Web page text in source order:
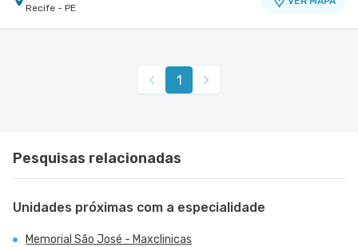
Recife - PE
1
Pesquisas relacionadas
Unidades próximas com a especialidade
Memorial São José - Maxclinicas